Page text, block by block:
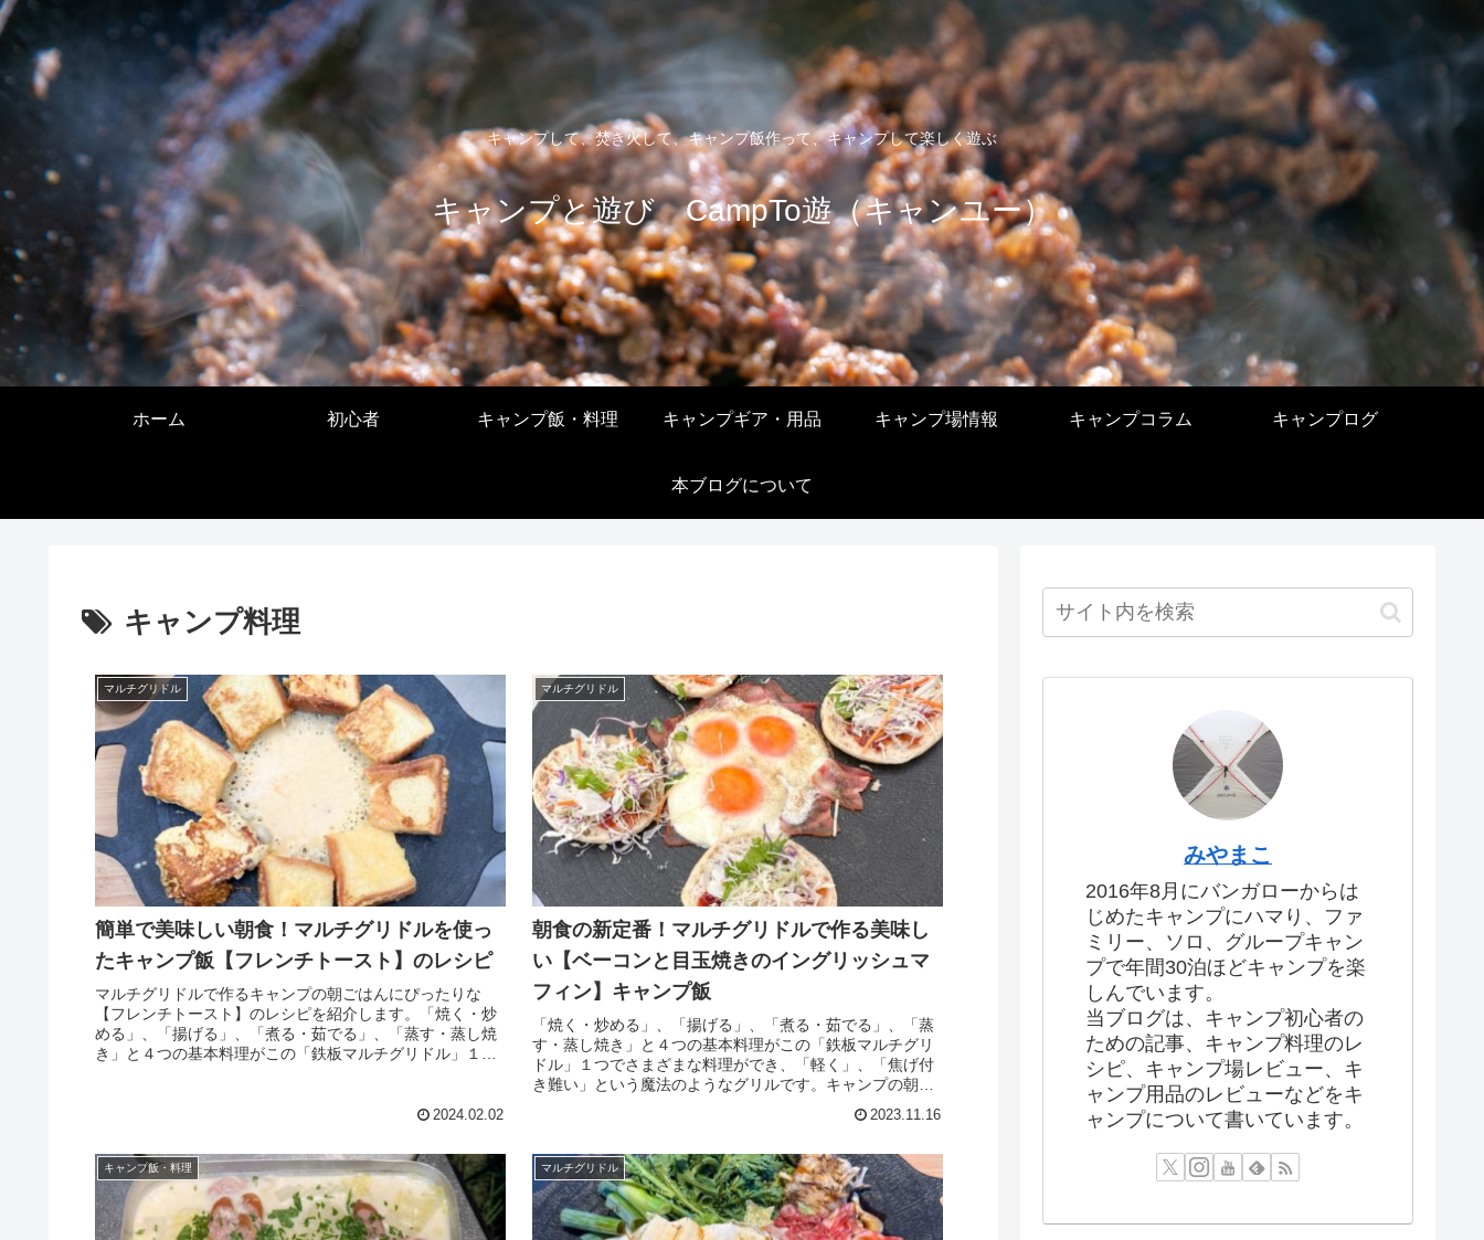
キャンプして、焚き火して、キャンプ飯作って、キャンプして楽しく遊ぶ
キャンプと遊び CampTo遊（キャンユー）
ホーム 初心者 キャンプ飯・料理 キャンプギア・用品 キャンプ場情報 キャンプコラム キャンプログ
本ブログについて
キャンプ料理
マルチグリドル
簡単で美味しい朝食！マルチグリドルを使っ
たキャンプ飯【フレンチトースト】のレシピ
マルチグリドルで作るキャンプの朝ごはんにぴったりな
【フレンチトースト】のレシピを紹介します。「焼く・炒
める」、「揚げる」、「煮る・茹でる」、「蒸す・蒸し焼
き」と４つの基本料理がこの「鉄板マルチグリドル」１つ
2024.02.02
マルチグリドル
朝食の新定番！マルチグリドルで作る美味し
い【ベーコンと目玉焼きのイングリッシュマ
フィン】キャンプ飯
「焼く・炒める」、「揚げる」、「煮る・茹でる」、「蒸
す・蒸し焼き」と４つの基本料理がこの「鉄板マルチグリ
ドル」１つでさまざまな料理ができ、「軽く」、「焦げ付
き難い」という魔法のようなグリルです。キャンプの朝ご
マフィン】キャンプ飯のレシピを紹介します。
2023.11.16
キャンプ飯・料理 マルチグリドル
みやまこ
2016年8月にバンガローからは
じめたキャンプにハマり、ファ
ミリー、ソロ、グループキャン
プで年間30泊ほどキャンプを楽
しんでいます。
当ブログは、キャンプ初心者の
ための記事、キャンプ料理のレ
シピ、キャンプ場レビュー、キ
ャンプ用品のレビューなどをキ
ャンプについて書いています。